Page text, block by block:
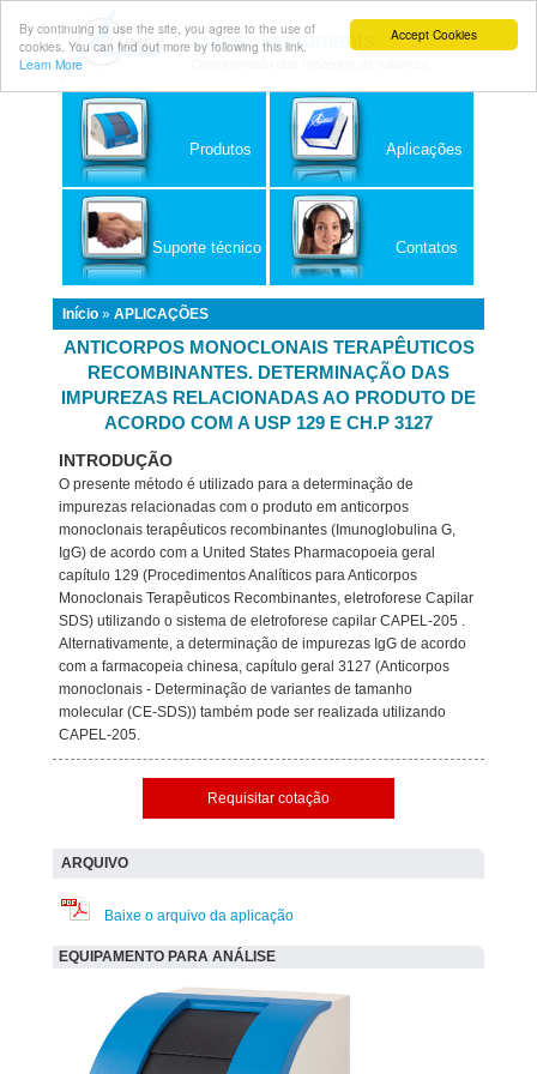
Accept Cookies
By continuing to use the site, you agree to the use of
cookies. You can find out more by following this link.
Learn More
Lumex Instruments
Produtos Aplicações
Suporte técnico Contatos
Início » APLICAÇÕES
ANTICORPOS MONOCLONAIS TERAPÊUTICOS
RECOMBINANTES. DETERMINAÇÃO DAS
IMPUREZAS RELACIONADAS AO PRODUTO DE
ACORDO COM A USP 129 E CH.P 3127
INTRODUÇÃO
O presente método é utilizado para a determinação de
impurezas relacionadas com o produto em anticorpos
monoclonais terapêuticos recombinantes (Imunoglobulina G,
IgG) de acordo com a United States Pharmacopoeia geral
capítulo 129 (Procedimentos Analíticos para Anticorpos
Monoclonais Terapêuticos Recombinantes, eletroforese Capilar
SDS) utilizando o sistema de eletroforese capilar CAPEL-205 .
Alternativamente, a determinação de impurezas IgG de acordo
com a farmacopeia chinesa, capítulo geral 3127 (Anticorpos
monoclonais - Determinação de variantes de tamanho
molecular (CE-SDS)) também pode ser realizada utilizando
CAPEL-205.
Requisitar cotação
ARQUIVO
Baixe o arquivo da aplicação
EQUIPAMENTO PARA ANÁLISE